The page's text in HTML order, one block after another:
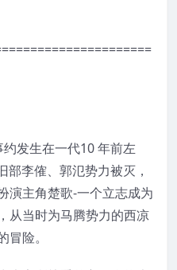
约发生在一代10 年前左
李傕、郭氾势力被灭，
演主角楚歌-一个立志成为
从当时为马腾势力的西凉
险。